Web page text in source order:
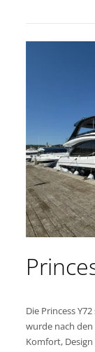
Die Princess
wurde nach
Komfort,